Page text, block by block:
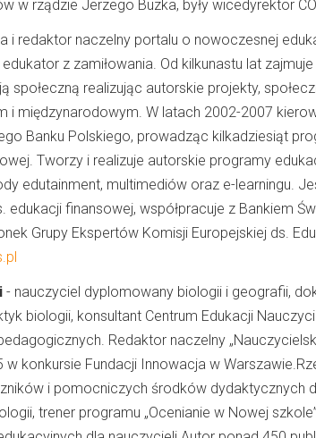
w rządzie Jerzego Buzka, były wicedyrektor
i redaktor naczelny portalu o nowoczesnej
z zamiłowania. Od kilkunastu lat
społeczną realizując autorskie projekty,
i międzynarodowym. W latach 2002-2007
Banku Polskiego, prowadząc kilkadziesiąt
Tworzy i realizuje autorskie programy
edutainment, multimediów oraz e-learningu.
edukacji finansowej, współpracuje z Bankiem
Grupy Ekspertów Komisji Europejskiej ds.
- nauczyciel dyplomowany biologii i geografii,
biologii, konsultant Centrum Edukacji
Redaktor naczelny
w konkursie Fundacji Innowacja w
i pomocniczych środków dydaktycznych
trener programu „Ocenianie w Nowej